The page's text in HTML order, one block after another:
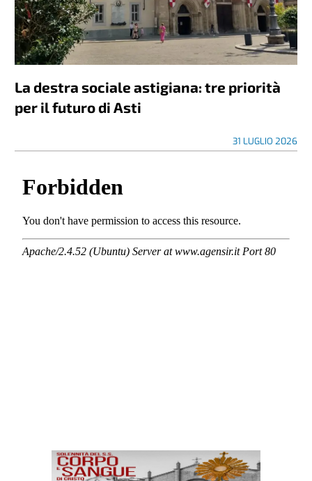
La destra sociale astigiana: tre priorità
per il futuro di Asti
31 LUGLIO 2026